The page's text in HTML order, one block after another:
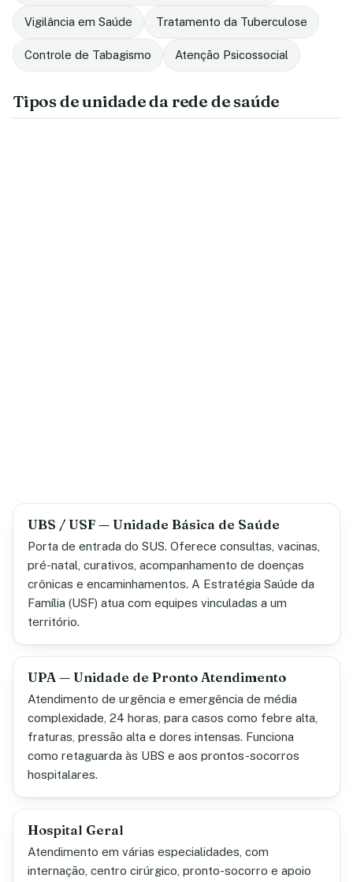
Vigilância em Saúde Tratamento da Tuberculose
Controle de Tabagismo Atenção Psicossocial
Tipos de unidade da rede de saúde
UBS / USF — Unidade Básica de Saúde
Porta de entrada do SUS. Oferece consultas, vacinas,
pré-natal, curativos, acompanhamento de doenças
crônicas e encaminhamentos. A Estratégia Saúde da
Família (USF) atua com equipes vinculadas a um
território.
UPA — Unidade de Pronto Atendimento
Atendimento de urgência e emergência de média
complexidade, 24 horas, para casos como febre alta,
fraturas, pressão alta e dores intensas. Funciona
como retaguarda às UBS e aos prontos-socorros
hospitalares.
Hospital Geral
Atendimento em várias especialidades, com
internação, centro cirúrgico, pronto-socorro e apoio